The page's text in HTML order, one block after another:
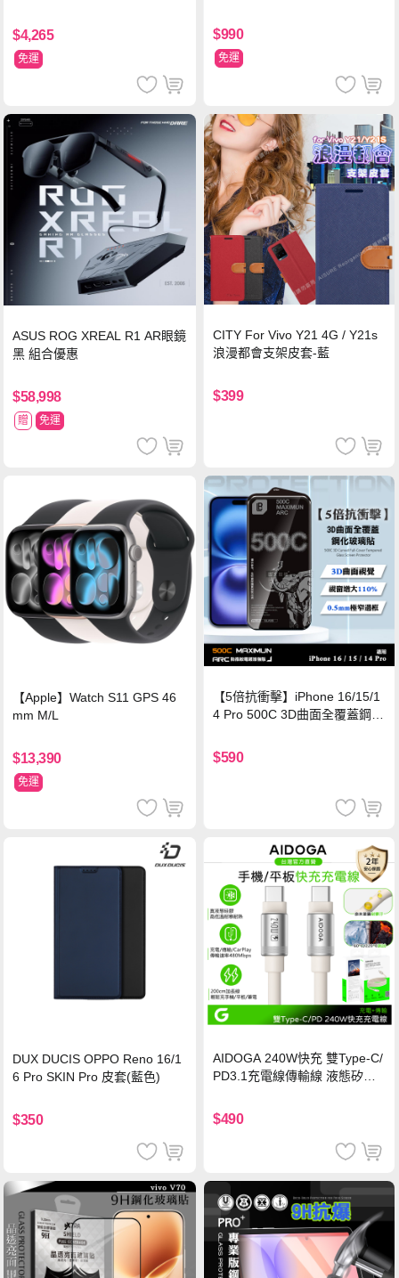
$4,265
免運
$990
免運
ASUS ROG XREAL R1 AR眼鏡
黑 組合優惠
$58,998
贈 免運
CITY For Vivo Y21 4G / Y21s
浪漫都會支架皮套-藍
$399
【Apple】Watch S11 GPS 46
mm M/L
$13,390
免運
【5倍抗衝擊】iPhone 16/15/1
4 Pro 500C 3D曲面全覆蓋鋼化
保護貼
$590
DUX DUCIS OPPO Reno 16/1
6 Pro SKIN Pro 皮套(藍色)
$350
AIDOGA 240W快充 雙Type-C/
PD3.1充電線傳輸線 液態矽膠
機/平板/筆電
$490